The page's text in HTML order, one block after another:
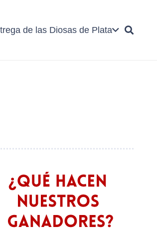
de las Diosas de Plata